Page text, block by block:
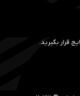
قرار بگیرید.